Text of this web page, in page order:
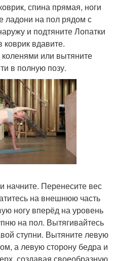
спина прямая, ноги
ладони на пол рядом с
и подтяните Лопатки
коврик вдавите.
или вытяните
в полную позу.
начните. Перенесите вес
на внешнюю часть
ногу вперёд на уровень
на пол. Вытягивайтесь
ступни. Вытяните левую
а левую сторону бедра и